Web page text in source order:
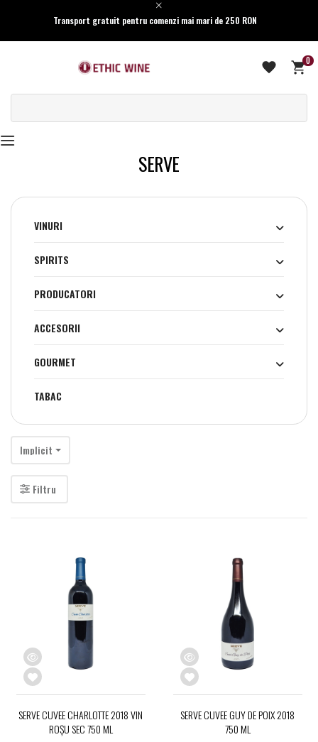
Transport gratuit pentru comenzi mai mari de 250 RON
0
SERVE
VINURI
SPIRITS
PRODUCATORI
ACCESORII
GOURMET
TABAC
Implicit
Filtru
SERVE CUVEE CHARLOTTE 2018 VIN
ROŞU SEC 750 ML
SERVE CUVEE GUY DE POIX 2018
750 ML